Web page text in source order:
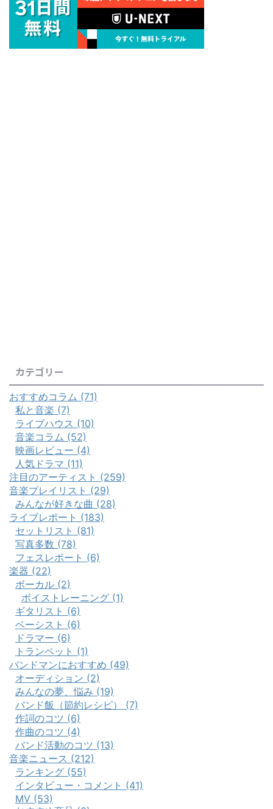
カテゴリー
おすすめコラム (71)
私と音楽 (7)
ライブハウス (10)
音楽コラム (52)
映画レビュー (4)
人気ドラマ (11)
注目のアーティスト (259)
音楽プレイリスト (29)
みんなが好きな曲 (28)
ライブレポート (183)
セットリスト (81)
写真多数 (78)
フェスレポート (6)
楽器 (22)
ボーカル (2)
ボイストレーニング (1)
ギタリスト (6)
ベーシスト (6)
ドラマー (6)
トランペット (1)
バンドマンにおすすめ (49)
オーディション (2)
みんなの夢、悩み (19)
バンド飯（節約レシピ） (7)
作詞のコツ (6)
作曲のコツ (4)
バンド活動のコツ (13)
音楽ニュース (212)
ランキング (55)
インタビュー・コメント (41)
MV (53)